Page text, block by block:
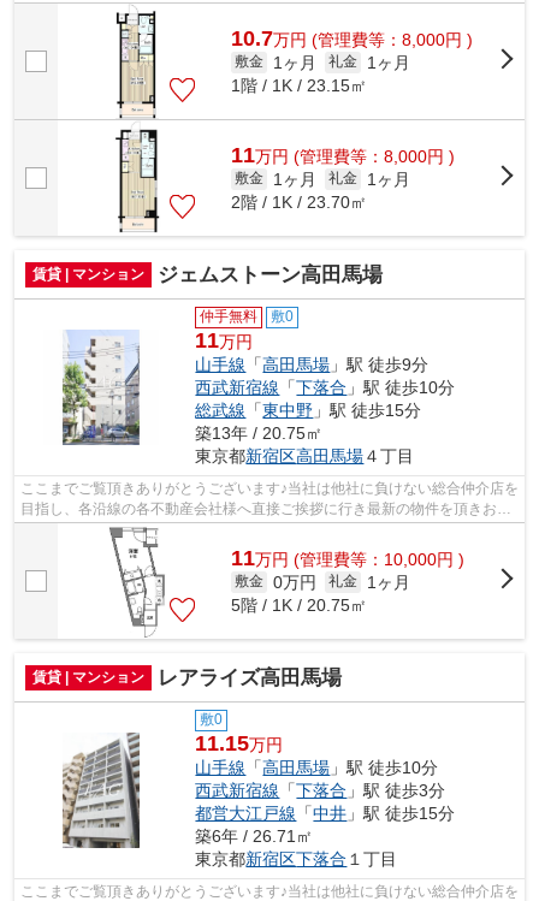
様へ提供しております！最新の情報は...
10.7万円 (管理費等：8,000円 )
敷金 1ヶ月 礼金
1ヶ月
1階 / 1K / 23.15㎡
11万円 (管理費等：8,000円 )
敷金 1ヶ月 礼金
1ヶ月
2階 / 1K / 23.70㎡
賃貸 | マンション ジェムストーン高田馬場
仲手無料 敷0
11万円
山手線 「高田馬場 」駅 徒歩9分
西武新宿線 「下落合 」駅 徒歩10分
総武線 「東中野 」駅 徒歩15分
築13年 / 20.75㎡
東京都新宿区高田馬場４丁目
ここまでご覧頂きありがとうございます♪当社は他社に負けない総合仲介店を
目指し、各沿線の各不動産会社様へ直接ご挨拶に行き最新の物件を頂きお客
様へ提供しております！最新の情報は...
11万円 (管理費等：10,000円 )
敷金 0万円 礼金
1ヶ月
5階 / 1K / 20.75㎡
賃貸 | マンション レアライズ高田馬場
敷0
11.15万円
山手線 「高田馬場 」駅 徒歩10分
西武新宿線 「下落合 」駅 徒歩3分
都営大江戸線 「中井 」駅 徒歩15分
築6年 / 26.71㎡
東京都新宿区下落合 １丁目
ここまでご覧頂きありがとうございます♪当社は他社に負けない総合仲介店を